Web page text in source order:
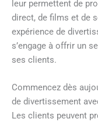
leur permettent de
direct, de films et de
expérience de
s’engage à offrir un
ses clients.
Commencez dès
de divertissement
Les clients peuvent